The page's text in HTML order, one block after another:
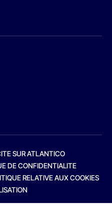
SUR ATLANTICO
DE CONFIDENTIALITE
RELATIVE AUX COOKIES